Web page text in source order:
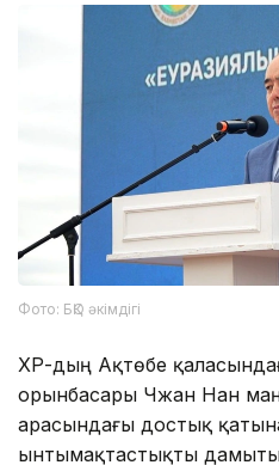
Фото: БҚО әкімдігі
ҚХР-дың Ақтөбе
орынбасары Чжан Нан
арасындағы достық
ынтымақтастықты